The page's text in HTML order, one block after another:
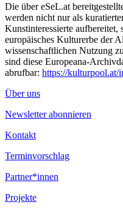
Die über eSeL.at
werden nicht nur als
Kunstinteressierte aufbereitet,
europäisches Kulturerbe der
wissenschaftlichen Nutzung
sind diese Europeana-
abrufbar: https://kulturpool.at/
Über uns
Newsletter abonnieren
Kontakt
Terminvorschlag
Partner*innen
Projekte